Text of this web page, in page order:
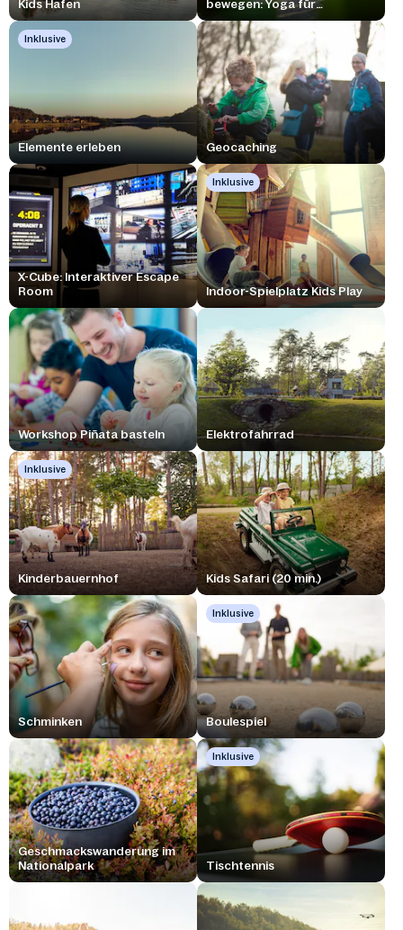
Kids Hafen
bewegen: Yoga für
Anfänger
Inklusive
Elemente erleben Geocaching
X-Cube: Interaktiver Escape
Room
Inklusive
Indoor-Spielplatz Kids Play
Workshop Piñata basteln Elektrofahrrad
Inklusive
Kinderbauernhof Kids Safari (20 min.)
Schminken
Inklusive
Boulespiel
Geschmackswanderung im
Nationalpark
Inklusive
Tischtennis